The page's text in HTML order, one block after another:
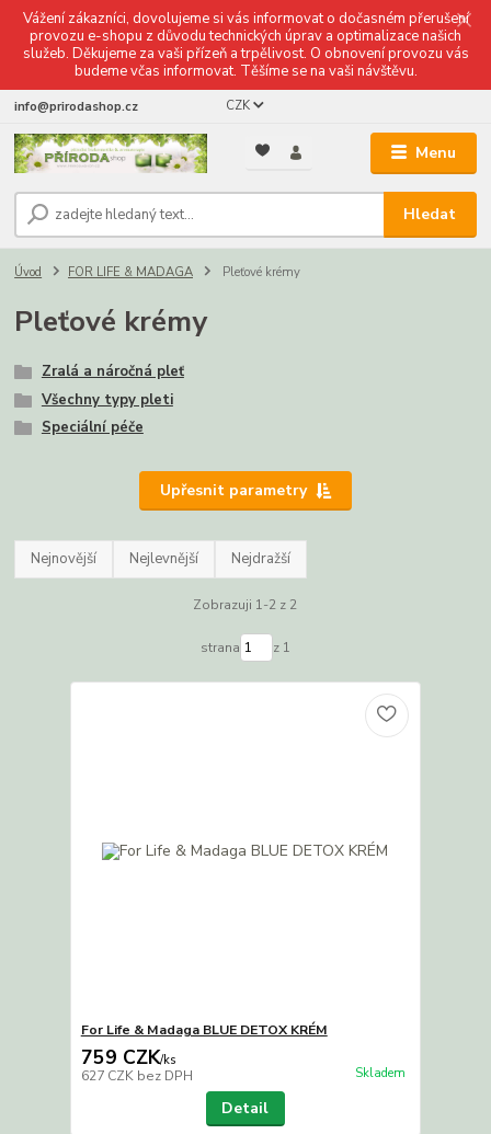
Vážení zákazníci, dovolujeme si vás informovat o dočasném přerušení
provozu e-shopu z důvodu technických úprav a optimalizace našich
služeb. Děkujeme za vaši přízeň a trpělivost. O obnovení provozu vás
budeme včas informovat. Těšíme se na vaši návštěvu.
Menu
CZK
Hledat
info@prirodashop.cz
Úvod FOR LIFE & MADAGA Pleťové krémy
Pleťové krémy
Zralá a náročná pleť
Všechny typy pleti
Speciální péče
Upřesnit parametry
Nejnovější Nejlevnější Nejdražší
Zobrazuji 1-2 z 2
strana z 1
For Life & Madaga BLUE DETOX KRÉM
759 CZK/ks
627 CZK bez DPH Skladem
Detail